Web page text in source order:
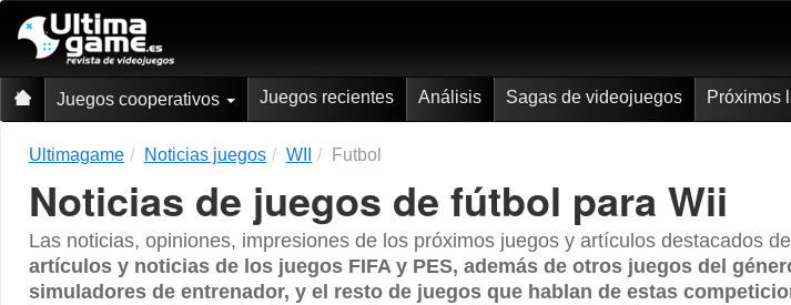
Juegos cooperativos Juegos recientes Análisis Sagas de videojuegos Próximos
Ultimagame Noticias juegos WII Futbol
Noticias de juegos de fútbol para Wii
Las noticias, opiniones, impresiones de los próximos juegos y artículos destacados
artículos y noticias de los juegos FIFA y PES, además de otros juegos del
simuladores de entrenador, y el resto de juegos que hablan de estas